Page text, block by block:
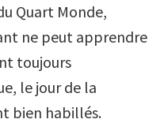
Quart Monde,
ne peut apprendre
toujours
le jour de la
bien habillés.